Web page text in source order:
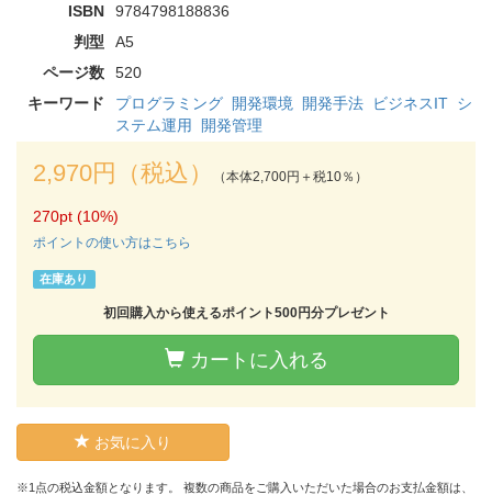
ISBN
9784798188836
判型
A5
ページ数
520
キーワード
プログラミング 開発環境 開発手法 ビジネスIT シ
ステム運用
開発管理
2,970円（税込） （本体2,700円＋税10％）
270pt (10%)
ポイントの使い方はこちら
在庫あり
初回購入から使えるポイント500円分プレゼント
カートに入れる
お気に入り
※1点の税込金額となります。 複数の商品をご購入いただいた場合のお支払金額は、